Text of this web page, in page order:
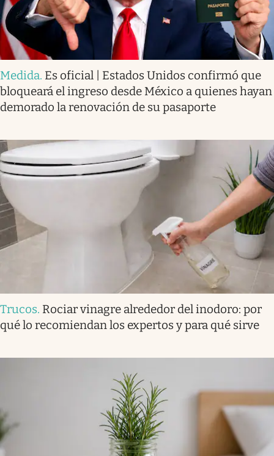
Medida. Es oficial | Estados Unidos confirmó que
bloqueará el ingreso desde México a quienes hayan
demorado la renovación de su pasaporte
Trucos. Rociar vinagre alrededor del inodoro: por
qué lo recomiendan los expertos y para qué sirve